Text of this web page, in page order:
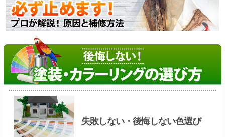
失敗しない・後悔しない色選び